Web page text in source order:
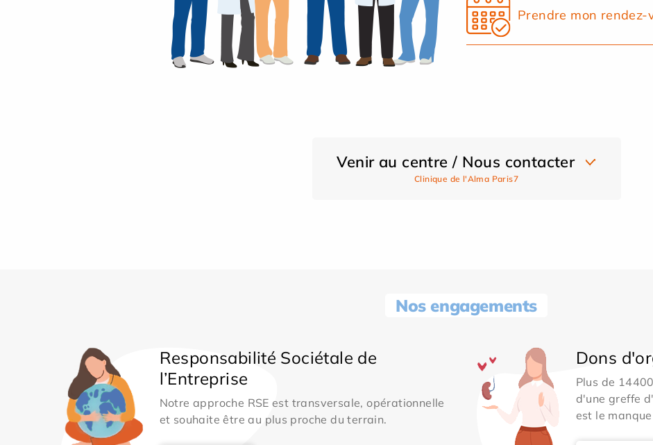
Prendre mon rendez-
Venir au centre / Nous contacter
Clinique de l'Alma Paris7
Nos engagements
Responsabilité Sociétale de
l’Entreprise
Notre approche RSE est transversale, opérationnelle
et souhaite être au plus proche du terrain.
Dons
Plus de
d'une greffe
est le